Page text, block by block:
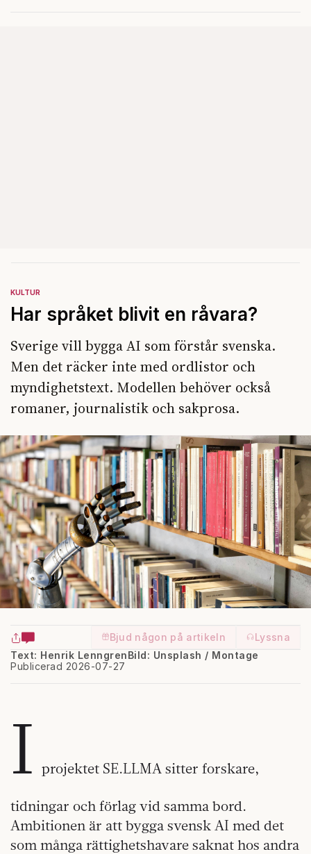
KULTUR
Har språket blivit en råvara?
Sverige vill bygga AI som förstår svenska.
Men det räcker inte med ordlistor och
myndighetstext. Modellen behöver också
romaner, journalistik och sakprosa.
Bjud någon på artikeln
Lyssna
Text: Henrik Lenngren
Publicerad 2026-07-27
Bild: Unsplash / Montage
I projektet SE.LLMA sitter forskare,
tidningar och förlag vid samma bord.
Ambitionen är att bygga svensk AI med det
som många rättighetshavare saknat hos andra